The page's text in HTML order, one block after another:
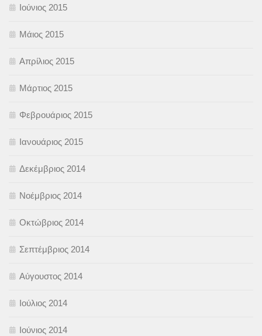
Ιούνιος 2015
Μάιος 2015
Απρίλιος 2015
Μάρτιος 2015
Φεβρουάριος 2015
Ιανουάριος 2015
Δεκέμβριος 2014
Νοέμβριος 2014
Οκτώβριος 2014
Σεπτέμβριος 2014
Αύγουστος 2014
Ιούλιος 2014
Ιούνιος 2014